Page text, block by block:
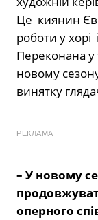
Це киянин
роботи у хорі
Переконана
новому
винятку
РЕКЛАМА
– У новому
оперного